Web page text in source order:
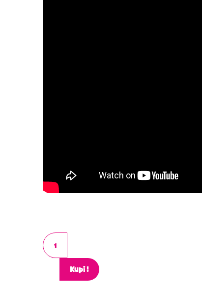
Kupi!